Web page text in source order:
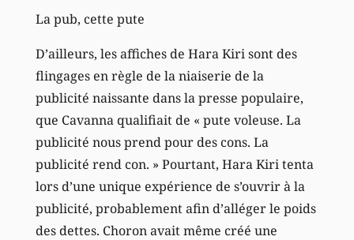
La pub, cette pute
D’ailleurs, les affiches de Hara Kiri sont des
flingages en règle de la niaiserie de la
publicité naissante dans la presse populaire,
que Cavanna qualifiait de « pute voleuse. La
publicité nous prend pour des cons. La
publicité rend con. » Pourtant, Hara Kiri tenta
lors d’une unique expérience de s’ouvrir à la
publicité, probablement afin d’alléger le poids
des dettes. Choron avait même créé une